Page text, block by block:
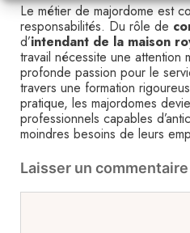
Le métier de majordome est
responsabilités. Du rôle de
d’intendant de la maison
travail nécessite une attention
profonde passion pour le
travers une formation
pratique, les majordomes
professionnels capables
moindres besoins de leurs
Laisser un commentaire
Commentaire